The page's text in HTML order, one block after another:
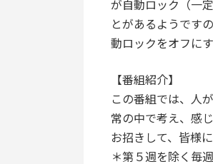
が自動ロック（一
とがあるようです
動ロックをオフにす
【番組紹介】
この番組では、人
常の中で考え、感
お招きして、皆様
＊第５週を除く毎